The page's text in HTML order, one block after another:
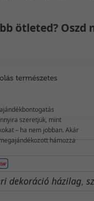
ötleted? Oszd
szeretjük, mint
– ha nem jobban. Akár
hámozza
dekoráció házilag,